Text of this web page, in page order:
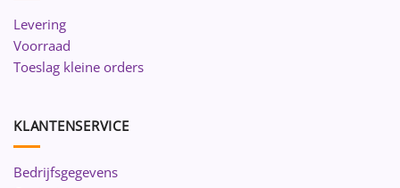
Levering
Voorraad
Toeslag kleine orders
KLANTENSERVICE
Bedrijfsgegevens